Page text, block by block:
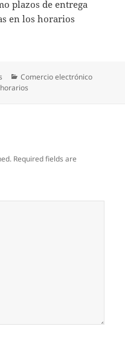
plazos de entrega
en los horarios
Categories
Comercio electrónico
Required fields are